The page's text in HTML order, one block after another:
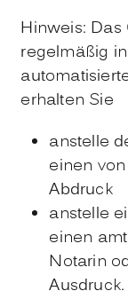
Hinweis: Das
regelmäßig
erhalten Sie
anstelle
einen
Abdruck
anstelle
einen
Notarin
Ausdruck.